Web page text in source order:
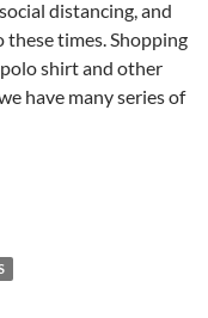
distancing, and
times. Shopping
shirt and other
have many series of